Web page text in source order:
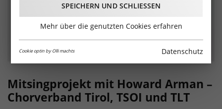
Mitsingprojekt mit Howard Arman –
Chorverband Tirol, TSOI und TLT
SPEICHERN UND SCHLIESSEN
Mehr über die genutzten Cookies erfahren
Cookie optin by Olli machts Datenschutz